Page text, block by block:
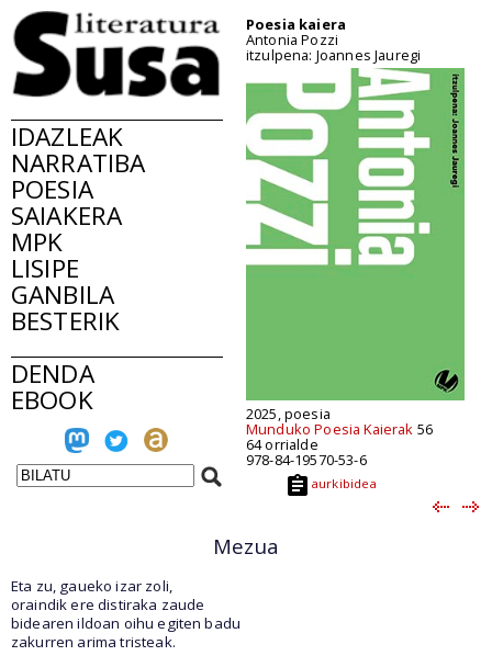
IDAZLEAK
NARRATIBA
POESIA
SAIAKERA
MPK
LISIPE
GANBILA
BESTERIK
DENDA
EBOOK
Poesia kaiera
Antonia Pozzi
itzulpena: Joannes Jauregi
2025, poesia
Munduko Poesia Kaierak 56
64 orrialde
978-84-19570-53-6
aurkibidea
Mezua
Eta zu, gaueko izar zoli,
oraindik ere distiraka zaude
bidearen ildoan oihu egiten badu
zakurren arima tristeak.